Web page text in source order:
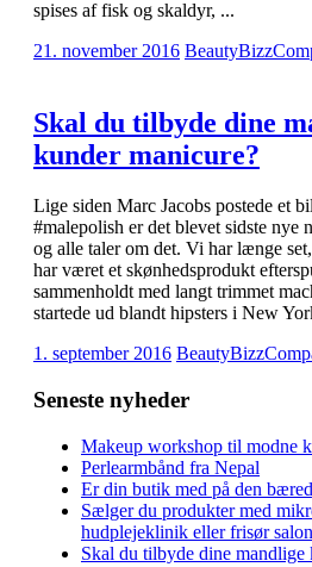
spises af fisk og skaldyr, ...
21. november 2016
Skal du tilbyde dine
kunder manicure?
Lige siden Marc Jacobs postede et
#malepolish er det blevet sidste nye
og alle taler om det. Vi har længe
har været et skønhedsprodukt
sammenholdt med langt trimmet
startede ud blandt hipsters i New
1. september 2016
Seneste nyheder
Makeup workshop til modne
Perlearmbånd fra Nepal
Er din butik med på den
Sælger du produkter med
hudplejeklinik eller frisør
Skal du tilbyde dine